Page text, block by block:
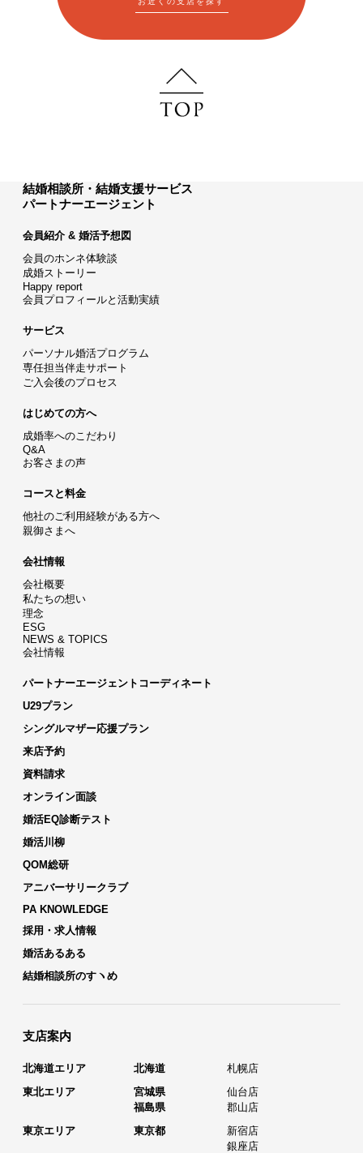
結婚相談所・結婚支援サービス
パートナーエージェント
会員紹介 & 婚活予想図
会員のホンネ体験談
成婚ストーリー
Happy report
会員プロフィールと活動実績
サービス
パーソナル婚活プログラム
専任担当伴走サポート
ご入会後のプロセス
はじめての方へ
成婚率へのこだわり
Q&A
お客さまの声
コースと料金
他社のご利用経験がある方へ
親御さまへ
会社情報
会社概要
私たちの想い
理念
ESG
NEWS & TOPICS
会社情報
パートナーエージェントコーディネート
U29プラン
シングルマザー応援プラン
来店予約
資料請求
オンライン面談
婚活EQ診断テスト
婚活川柳
QOM総研
アニバーサリークラブ
PA KNOWLEDGE
採用・求人情報
婚活あるある
結婚相談所のすヽめ
支店案内
北海道エリア 北海道
札幌店
東北エリア
宮城県
仙台店
福島県
郡山店
東京エリア
東京都
新宿店
銀座店